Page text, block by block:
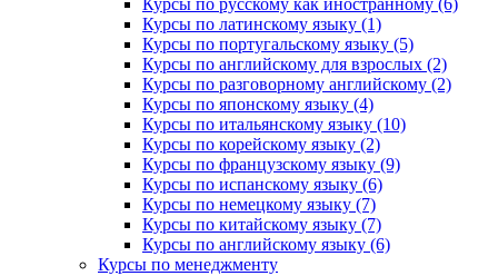
Курсы по русскому как иностранному (6)
Курсы по латинскому языку (1)
Курсы по португальскому языку (5)
Курсы по английскому для взрослых (2)
Курсы по разговорному английскому (2)
Курсы по японскому языку (4)
Курсы по итальянскому языку (10)
Курсы по корейскому языку (2)
Курсы по французскому языку (9)
Курсы по испанскому языку (6)
Курсы по немецкому языку (7)
Курсы по китайскому языку (7)
Курсы по английскому языку (6)
Курсы по менеджменту